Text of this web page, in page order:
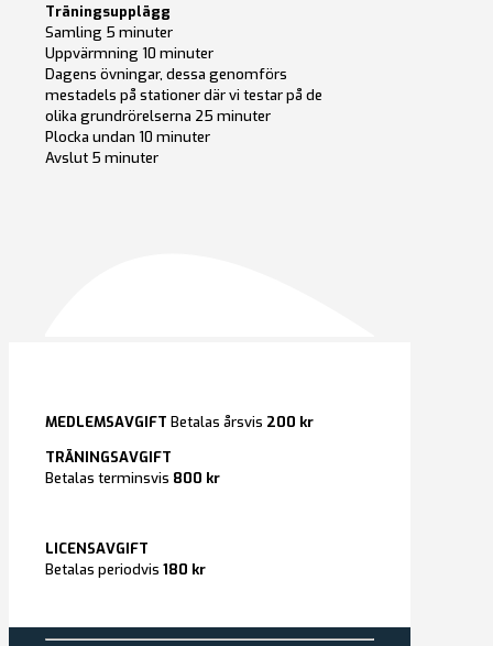
Träningsupplägg
Samling 5 minuter
Uppvärmning 10 minuter
Dagens övningar, dessa genomförs
mestadels på stationer där vi testar på de
olika grundrörelserna 25 minuter
Plocka undan 10 minuter
Avslut 5 minuter
MEDLEMSAVGIFT Betalas årsvis 200 kr
TRÄNINGSAVGIFT
Betalas terminsvis 800 kr
LICENSAVGIFT
Betalas periodvis 180 kr